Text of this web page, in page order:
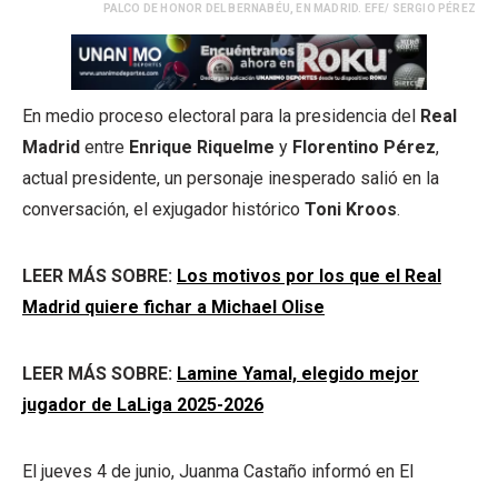
PALCO DE HONOR DEL BERNABÉU, EN MADRID. EFE/ SERGIO PÉREZ
En medio proceso electoral para la presidencia del Real
Madrid entre Enrique Riquelme y Florentino Pérez,
actual presidente, un personaje inesperado salió en la
conversación, el exjugador histórico Toni Kroos.
LEER MÁS SOBRE: Los motivos por los que el Real
Madrid quiere fichar a Michael Olise
LEER MÁS SOBRE: Lamine Yamal, elegido mejor
jugador de LaLiga 2025-2026
El jueves 4 de junio, Juanma Castaño informó en El